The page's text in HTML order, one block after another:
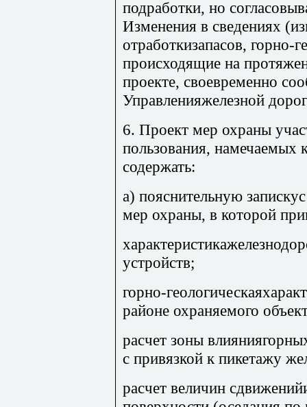
подработки, но
Изменения в сведениях
отработкизапасов, горно-
происходящие на
проекте, своевременно
Управленияжелезной
6. Проект мер охраны
пользования, намечаемых
содержать:
а) пояснительную
мер охраны, в которой
устройств;
горно-
районе охраняемого
расчет зоны
с привязкой к пикетажу
расчет величин